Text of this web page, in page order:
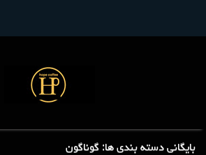
بایگانی دسته بندی ها: گوناگون